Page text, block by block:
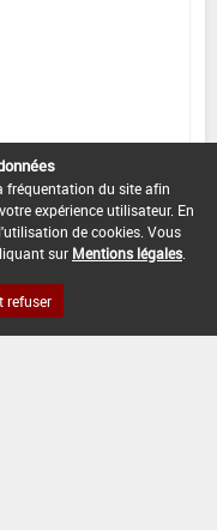
fréquentation du site afin
expérience utilisateur. En
de cookies. Vous
sur Mentions légales
refuser